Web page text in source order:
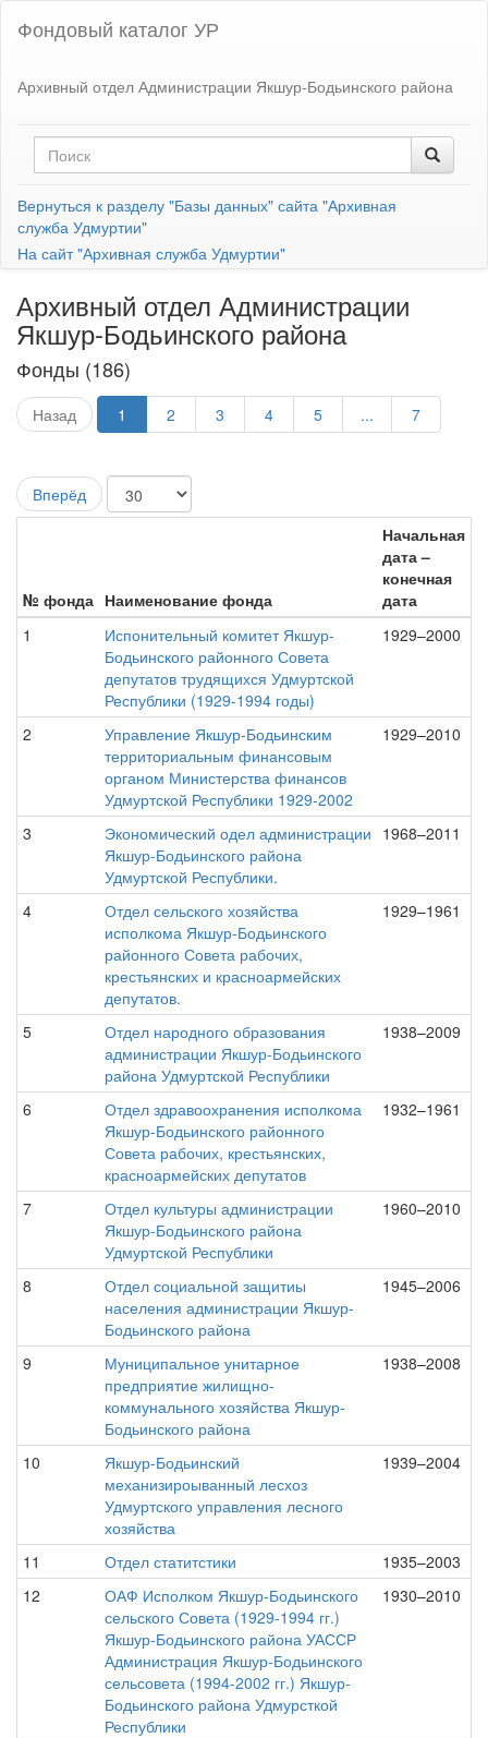
Фондовый каталог УР
Архивный отдел Администрации Якшур-Бодьинского района
Вернуться к разделу "Базы данных" сайта "Архивная
служба Удмуртии"
На сайт "Архивная служба Удмуртии"
Архивный отдел Администрации
Якшур-Бодьинского района
Фонды (186)
Назад 1 2 3 4 5 ... 7
Вперёд
№ фонда Наименование фонда
Начальная
дата –
конечная
дата
1
Испонительный комитет Якшур-
Бодьинского районного Совета
депутатов трудящихся Удмуртской
Республики (1929-1994 годы)
1929–2000
2
Управление Якшур-Бодьинским
территориальным финансовым
органом Министерства финансов
Удмуртской Республики 1929-2002
1929–2010
3
Экономический одел администрации
Якшур-Бодьинского района
Удмуртской Республики.
1968–2011
4
Отдел сельского хозяйства
исполкома Якшур-Бодьинского
районного Совета рабочих,
крестьянских и красноармейских
депутатов.
1929–1961
5
Отдел народного образования
администрации Якшур-Бодьинского
района Удмуртской Республики
1938–2009
6
Отдел здравоохранения исполкома
Якшур-Бодьинского районного
Совета рабочих, крестьянских,
красноармейских депутатов
1932–1961
7
Отдел культуры администрации
Якшур-Бодьинского района
Удмуртской Республики
1960–2010
8
Отдел социальной защитиы
населения администрации Якшур-
Бодьинского района
1945–2006
9
Муниципальное унитарное
предприятие жилищно-
коммунального хозяйства Якшур-
Бодьинского района
1938–2008
10
Якшур-Бодьинский
механизироыванный лесхоз
Удмуртского управления лесного
хозяйства
1939–2004
11 Отдел статитстики
1935–2003
12
ОАФ Исполком Якшур-Бодьинского
сельского Совета (1929-1994 гг.)
Якшур-Бодьинского района УАССР
Администрация Якшур-Бодьинского
сельсовета (1994-2002 гг.) Якшур-
Бодьинского района Удмурсткой
Республики
1930–2010